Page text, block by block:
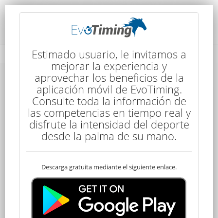
Detalles de la Competencia
Detalles de la Competencia
Senior
120 kms
6:30
4 Etapas
Estimado usuario, le invitamos a
mejorar la experiencia y
aprovechar los beneficios de la
aplicación móvil de EvoTiming.
Consulte toda la información de
las competencias en tiempo real y
disfrute la intensidad del deporte
desde la palma de su mano.
Descarga gratuita mediante el siguiente enlace.